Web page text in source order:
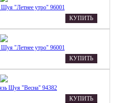
Шуя "Летнее утро" 96001
КУПИТЬ
Шуя "Летнее утро" 96001
КУПИТЬ
Шуя "Весна" 94382
КУПИТЬ